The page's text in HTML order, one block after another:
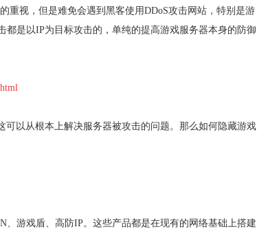
重视，但是难免会遇到黑客使用DDoS攻击网站，特别是游
是以IP为目标攻击的，单纯的提高游戏服务器本身的防御
以从根本上解决服务器被攻击的问题。那么如何隐藏游戏
游戏盾、高防IP。这些产品都是在现有的网络基础上搭建